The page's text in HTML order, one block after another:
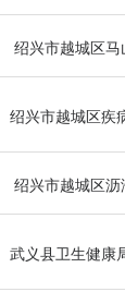
绍兴市越城区
绍兴市越城区疾
绍兴市越城区
武义县卫生健康